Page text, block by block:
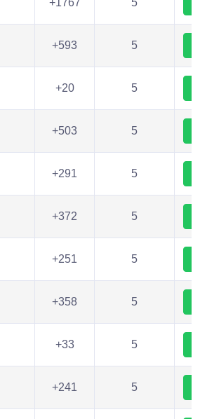
+1767 5
+593 5
+20 5
+503 5
+291 5
+372 5
+251 5
+358 5
+33 5
+241 5